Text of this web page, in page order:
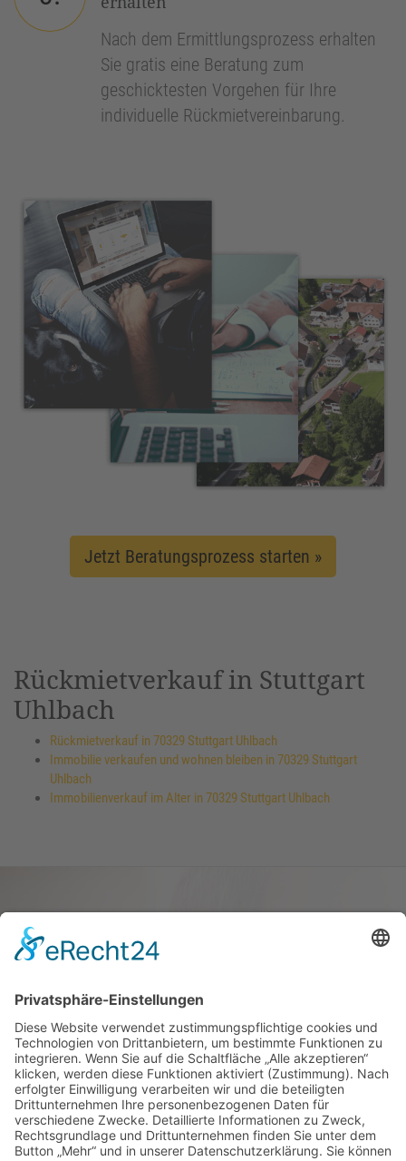
Nach dem Ermittlungsprozess erhalten
Sie gratis eine Beratung zum
geschicktesten Vorgehen für Ihre
individuelle Rückmietvereinbarung.
Jetzt Beratungsprozess starten »
Rückmietverkauf in Stuttgart
Uhlbach
Rückmietverkauf in 70329 Stuttgart Uhlbach
Immobilie verkaufen und wohnen bleiben in 70329 Stuttgart
Uhlbach
Immobilienverkauf im Alter in 70329 Stuttgart Uhlbach
verkaufen und darin
wohnen bleiben
Verkaufen Sie Ihr Haus oder Ihre
Eigen­tums­woh­nung und bleiben Sie
darin wohnen.